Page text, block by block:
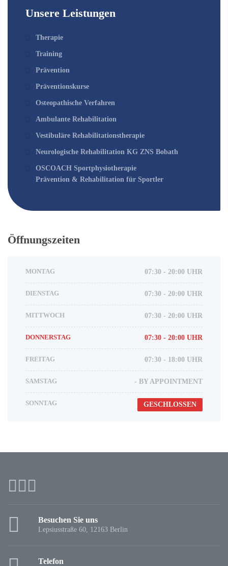
Unsere Leistungen
Therapie
Training
Prävention
Präventionskurse
Osteopathische Verfahren
Ambulante Rehabilitation
Vestibuläre Rehabilitationstherapie
Neurologische Rehabilitation KG ZNS Bobath
OSCOACH Sportphysiotherapie
Prävention & Rehabilitation für Sportler
Öffnungszeiten
MONTAG 07:30 - 20:00 UHR
DIENSTAG 07:30 - 20:00 UHR
MITTWOCH 07:30 - 20:00 UHR
DONNERSTAG 07:30 - 20:00 UHR
FREITAG 07:30 - 18:00 UHR
SAMSTAG - BY APPOINTMENT
SONNTAG GESCHLOSSEN
Besuchen Sie uns
Lepsiusstraße 60, 12163 Berlin
Telefon